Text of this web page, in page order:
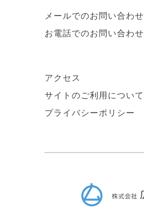
メールでのお問い合わせ
お電話でのお問い合わせ
アクセス
サイトのご利用について
プライバシーポリシー